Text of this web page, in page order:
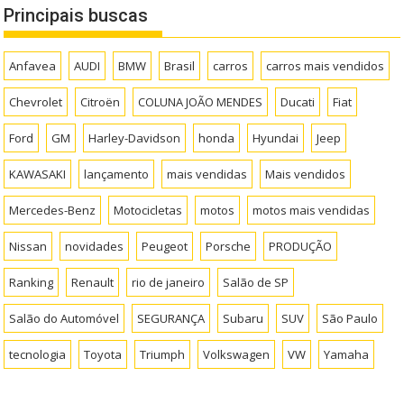
Principais buscas
Anfavea AUDI BMW Brasil carros carros mais vendidos
Chevrolet Citroën COLUNA JOÃO MENDES Ducati Fiat
Ford GM Harley-Davidson honda Hyundai Jeep
KAWASAKI lançamento mais vendidas Mais vendidos
Mercedes-Benz Motocicletas motos motos mais vendidas
Nissan novidades Peugeot Porsche PRODUÇÃO
Ranking Renault rio de janeiro Salão de SP
Salão do Automóvel SEGURANÇA Subaru SUV São Paulo
tecnologia Toyota Triumph Volkswagen VW Yamaha